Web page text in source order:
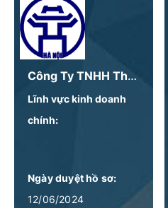
Công Ty TNHH Thương Mại XNK Nguyệt Vượng
Lĩnh vực kinh doanh
chính:
Ngày duyệt hồ sơ:
12/06/2024